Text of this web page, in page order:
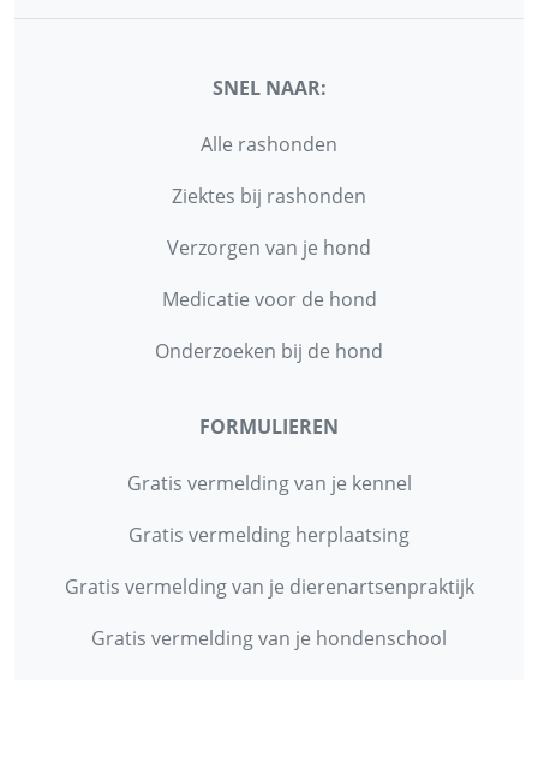
SNEL NAAR:
Alle rashonden
Ziektes bij rashonden
Verzorgen van je hond
Medicatie voor de hond
Onderzoeken bij de hond
FORMULIEREN
Gratis vermelding van je kennel
Gratis vermelding herplaatsing
Gratis vermelding van je dierenartsenpraktijk
Gratis vermelding van je hondenschool